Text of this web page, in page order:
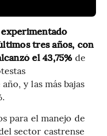
tres años, con
el 43,75% de
y las más bajas
para el manejo de
sector castrense